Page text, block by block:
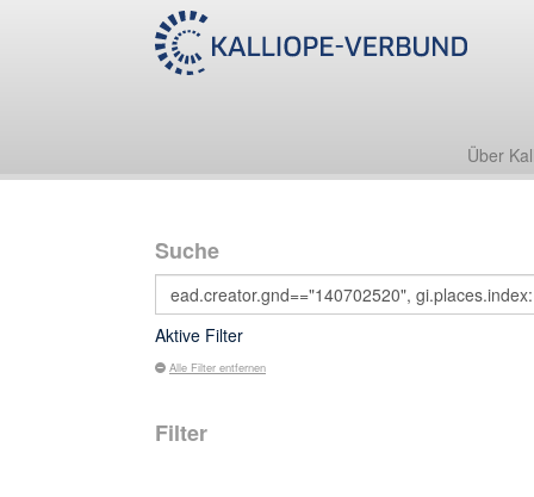
Über
Suche
Aktive Filter
Alle Filter entfernen
Filter